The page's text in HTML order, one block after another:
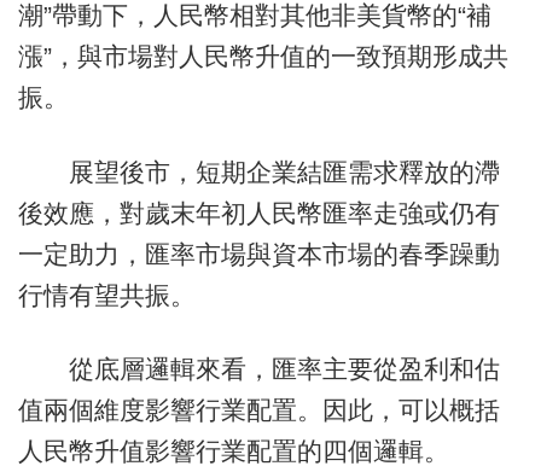
潮”帶動下，人民幣相對其他非美貨幣的“補
漲”，與市場對人民幣升值的一致預期形成共
振。
展望後市，短期企業結匯需求釋放的滯
後效應，對歲末年初人民幣匯率走強或仍有
一定助力，匯率市場與資本市場的春季躁動
行情有望共振。
從底層邏輯來看，匯率主要從盈利和估
值兩個維度影響行業配置。因此，可以概括
人民幣升值影響行業配置的四個邏輯。